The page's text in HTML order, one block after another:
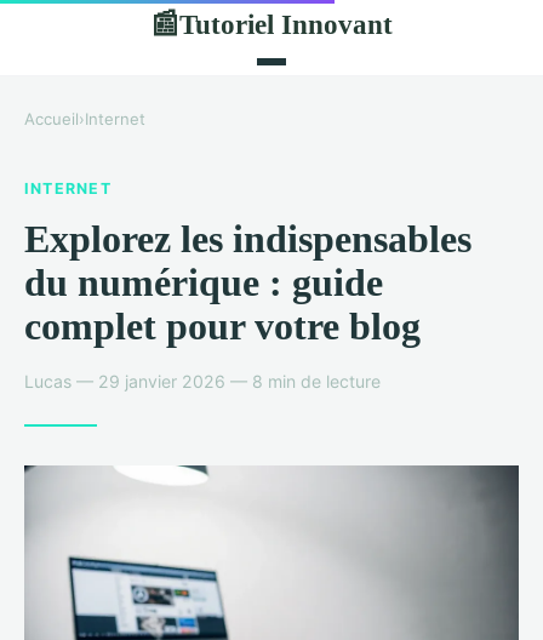
📰Tutoriel Innovant
Accueil›Internet
INTERNET
Explorez les indispensables
du numérique : guide
complet pour votre blog
Lucas — 29 janvier 2026 — 8 min de lecture